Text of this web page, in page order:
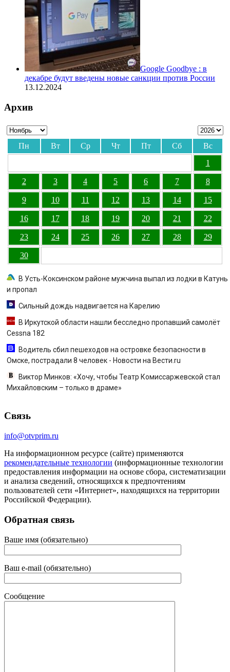
Google Goodbye : в
декабре будут введены новые санкции против России
13.12.2024
Архив
Пн Вт Ср Чт Пт Сб
Вс
1
2 3 4 5 6 7 8
9 10 11 12 13 14 15
16 17 18 19 20 21 22
23 24 25 26 27 28 29
30
В Усть-Коксинском районе мужчина выпал из лодки в Катунь
и пропал
Сильный дождь надвигается на Карелию
В Иркутской области нашли бесследно пропавший самолёт
Cessna 182
Водитель сбил пешеходов на островке безопасности в
Омске, пострадали 8 человек - Новости на Вести.ru
Виктор Минков: «Хочу, чтобы Театр Комиссаржевской стал
Михайловским – только в драме»
Связь
info@otvprim.ru
На информационном ресурсе (сайте) применяются
рекомендательные технологии (информационные технологии
предоставления информации на основе сбора, систематизации
и анализа сведений, относящихся к предпочтениям
пользователей сети «Интернет», находящихся на территории
Российской Федерации).
Обратная связь
Ваше имя (обязательно)
Ваш e-mail (обязательно)
Сообщение